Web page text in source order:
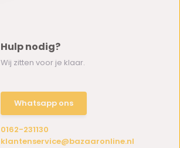
Hulp nodig?
Wij zitten voor je klaar.
Whatsapp ons
0162-231130
klantenservice@bazaaronline.nl